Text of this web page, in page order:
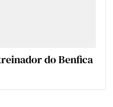
do Benfica